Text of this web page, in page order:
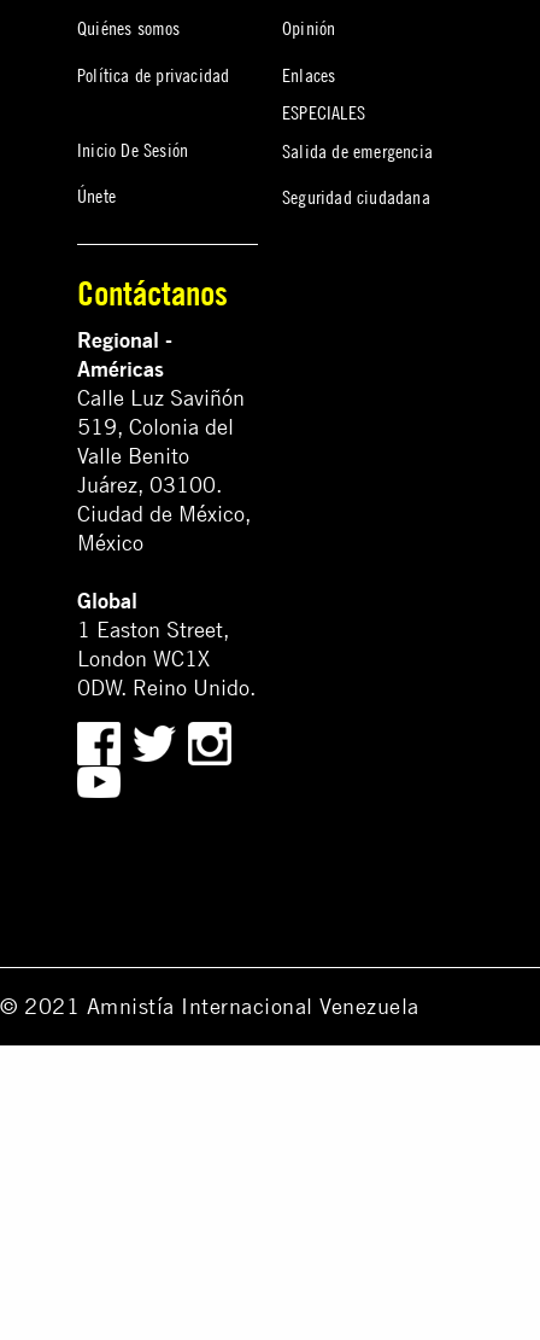
Quiénes somos
Política de privacidad
Inicio De Sesión
Únete
Opinión
Enlaces
ESPECIALES
Salida de emergencia
Seguridad ciudadana
Contáctanos
Regional -
Américas
Calle Luz Saviñón
519, Colonia del
Valle Benito
Juárez, 03100.
Ciudad de México,
México
Global
1 Easton Street,
London WC1X
0DW. Reino Unido.
© 2021 Amnistía Internacional Venezuela